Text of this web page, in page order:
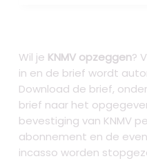
Wil je KNMV opzeggen?
in en de brief wordt
Download de brief,
brief naar het
bevestiging van KNMV
abonnement en de
incasso worden